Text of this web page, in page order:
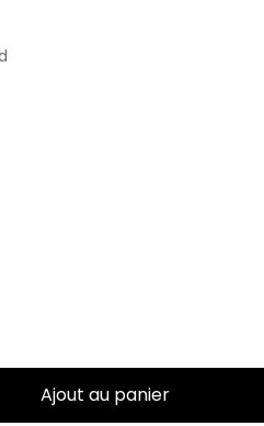
Ajout au panier